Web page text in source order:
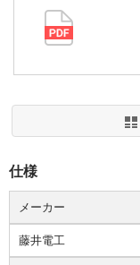
仕様
メーカー
藤井電工